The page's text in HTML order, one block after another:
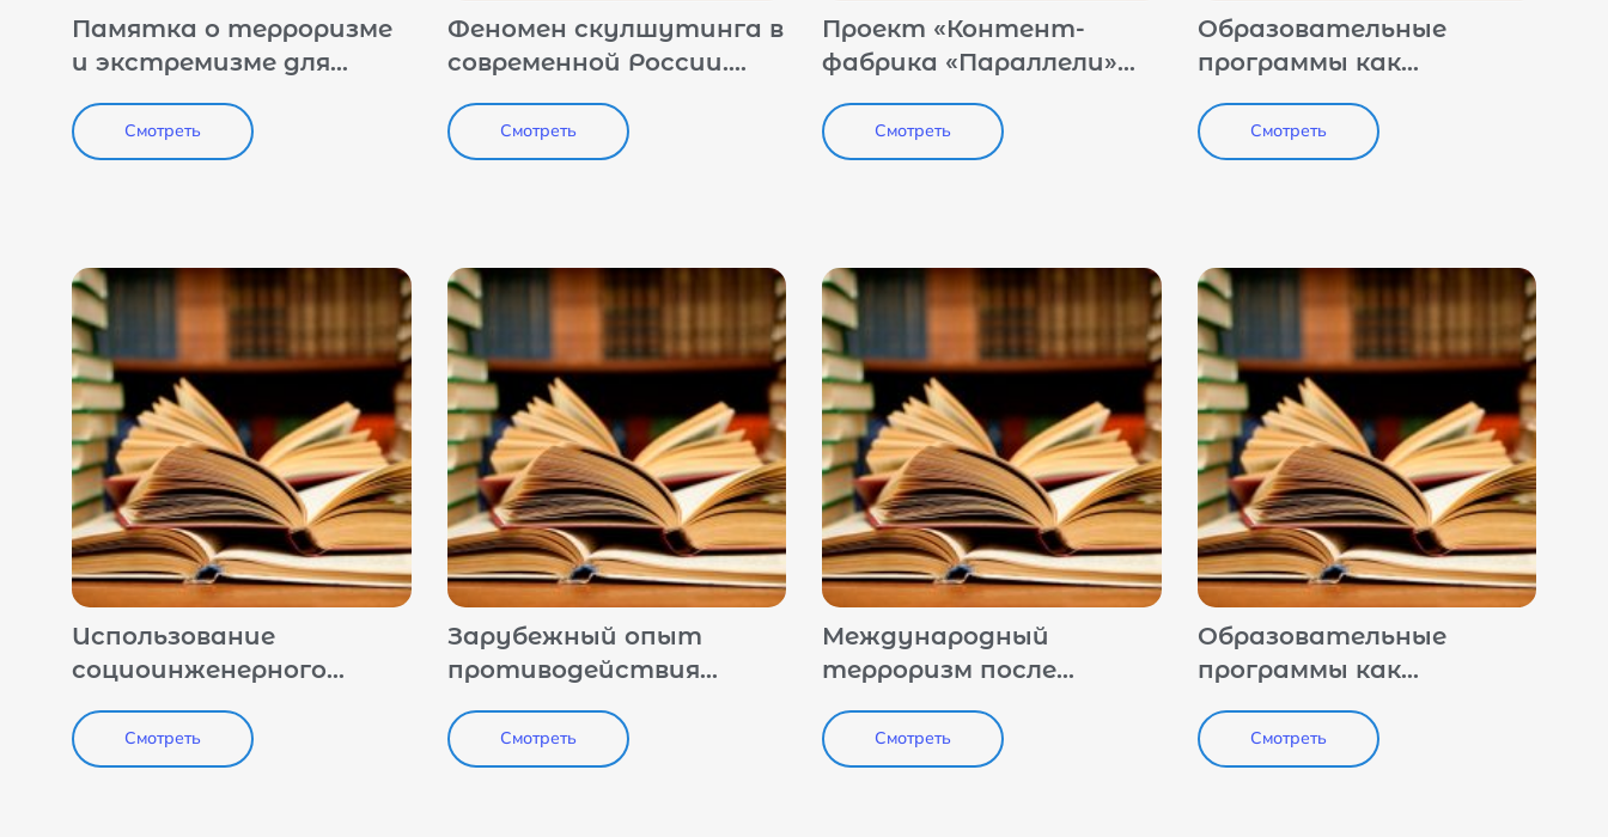
Памятка о терроризме
и экстремизме для
Смотреть
Феномен скулшутинга в
современной России.
Смотреть
Проект «Контент-
фабрика «Параллели»
профилактики
Смотреть
Образовательные
программы как
подготовки кадров в
области профилактики
программы
Минобрнауки России.
Опыт НЦПТИ
Смотреть
Использование
социоинженерного
распространении и
профилактике
Смотреть
Зарубежный опыт
противодействия
сетевым исламистским
и тюркско-
Смотреть
Международный
терроризм после
тенденции,
перспективы
Смотреть
Образовательные
программы как
подготовки кадров в
области профилактики
Смотреть